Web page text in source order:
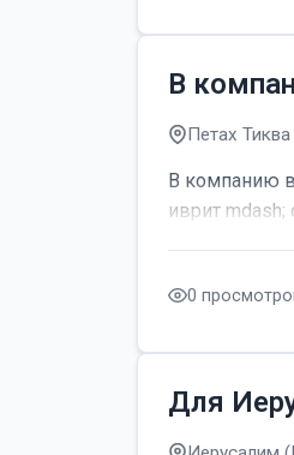
В
Петах
В компанию в
иврит mdash;
0
Для